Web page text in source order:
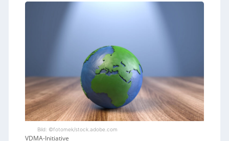
Bild: ©fotomek/stock.adobe.com
VDMA-Initiative